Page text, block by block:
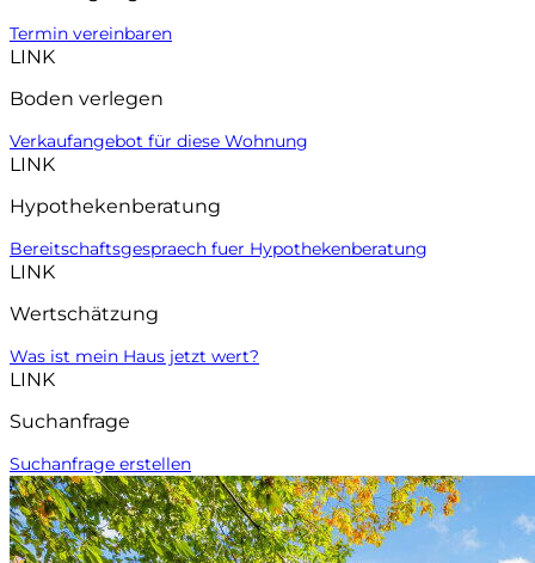
Termin vereinbaren
LINK
Boden verlegen
Verkaufangebot für diese Wohnung
LINK
Hypothekenberatung
Bereitschaftsgespraech fuer Hypothekenberatung
LINK
Wertschätzung
Was ist mein Haus jetzt wert?
LINK
Suchanfrage
Suchanfrage erstellen